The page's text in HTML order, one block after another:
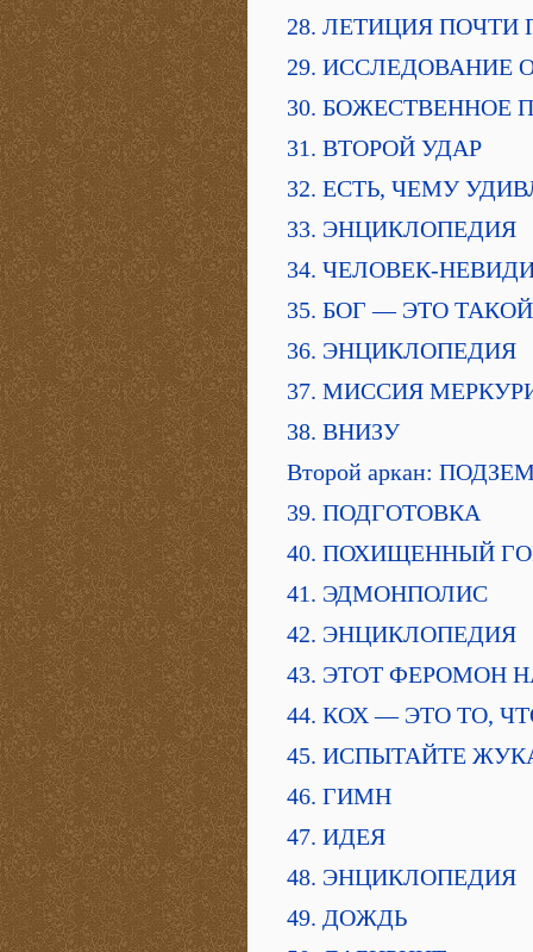
28. ЛЕТИЦИЯ ПОЧТИ
29. ИССЛЕДОВАНИЕ
30. БОЖЕСТВЕННОЕ
31. ВТОРОЙ УДАР
32. ЕСТЬ, ЧЕМУ
33. ЭНЦИКЛОПЕДИЯ
34. ЧЕЛОВЕК-
35. БОГ — ЭТО
36. ЭНЦИКЛОПЕДИЯ
37. МИССИЯ
38. ВНИЗУ
Второй аркан:
39. ПОДГОТОВКА
40. ПОХИЩЕННЫЙ
41. ЭДМОНПОЛИС
42. ЭНЦИКЛОПЕДИЯ
43. ЭТОТ ФЕРОМОН
44. КОХ — ЭТО ТО,
45. ИСПЫТАЙТЕ
46. ГИМН
47. ИДЕЯ
48. ЭНЦИКЛОПЕДИЯ
49. ДОЖДЬ